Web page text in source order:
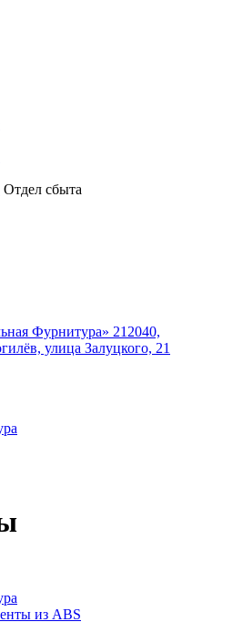
Отдел сбыта
Фурнитура» 212040,
улица Залуцкого, 21
из ABS